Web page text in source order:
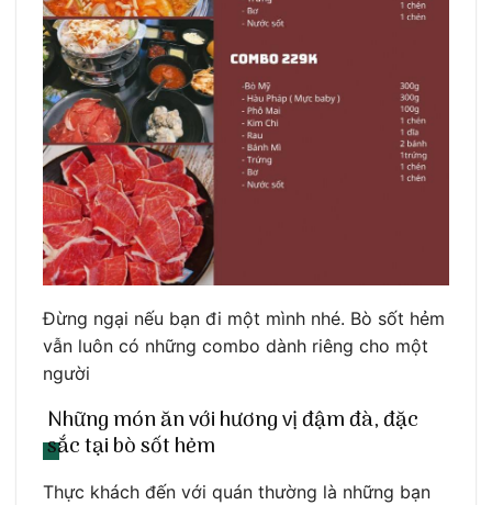
Đừng ngại nếu bạn đi một mình nhé. Bò sốt hẻm
vẫn luôn có những combo dành riêng cho một
người
Những món ăn với hương vị đậm đà, đặc
sắc tại bò sốt hẻm
Thực khách đến với quán thường là những bạn